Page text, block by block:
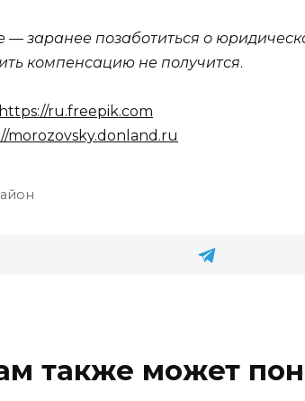
— заранее позаботиться о
компенсацию не получится.
https://ru.freepik.com
morozovsky.donland.ru
также может